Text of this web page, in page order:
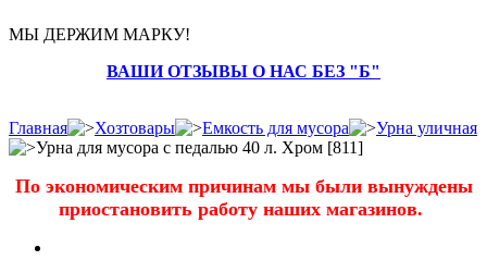
МЫ ДЕРЖИМ МАРКУ!
ВАШИ ОТЗЫВЫ О НАС БЕЗ "Б"
Главная Хозтовары Емкость для мусора
Урна уличная
Урна для мусора с педалью 40 л. Хром [811]
По экономическим причинам мы были вынуждены
приостановить работу наших магазинов.